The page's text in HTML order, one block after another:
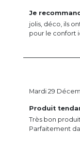
Je
jolis, déco, ils
pour le confort
Produit
Très bon
Parfaitement
Mardi 29